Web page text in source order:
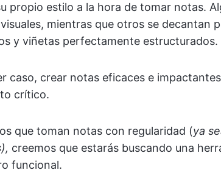
propio estilo a la hora de tomar notas.
mientras que otros se decantan
y viñetas perfectamente estructurados.
caso, crear notas eficaces e
crítico.
que toman notas con regularidad (ya
creemos que estarás buscando una
funcional.